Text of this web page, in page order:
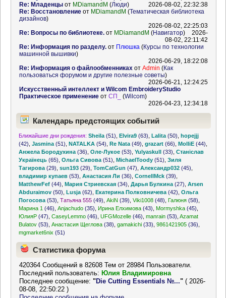
Re: Младенцыот MDiamandM (Люди)
2026-08-02, 22:32:38
Re: Восстановлениеот MDiamandM (Тематическая библиотека
дизайнов)
2026-08-02, 22:25:03
Re: Вопросы по библиотеке.от MDiamandM (Навигатор)
2026-
08-02, 22:11:42
Re: Информация по разделу.от Плюшка (Курсы по технологии
машинной вышивки)
2026-06-29, 18:22:08
Re: Информация о файлообменникахот Admin (Как
пользоваться форумом и другие полезные советы)
2026-06-21, 12:24:25
Искусственный интеллект и Wilcom EmbroideryStudio
Практическое применениеот СП_ (Wilcom)
2026-04-23, 12:34:18
Календарь предстоящих событий
Ближайшие дни рождения: Sheila (51) ,Elvira9 (63) ,Lalita (50) ,hopejjj
(42) ,Jasmina (51) ,NATALKA (54) ,Re Nata (49) ,grazart (66) ,MolliE (44)
Анжела Бородухина (36) ,Оле-Лукое (53) ,Yulyaskull (33) ,Станіслав
Українець (65) ,Ольга Сивова (51) ,MichaelToody (51) ,Зиля
Тагирова (29) ,sun193 (29) ,TomCatGun (47) ,Александр032 (45)
владимир купаев (53) ,Анастасия Ли (36) ,CornellMck (39)
MatthewFef (44) ,Мария Стриевская (34) ,Дарья Булкина (27) ,Arsen
Abduraimov (50) ,Lusja (62) ,Екатерина Полковничева (42) ,Ольга
Погосова (53) ,Татьяна 555 (49) ,AkiN (39) ,Viki1008 (48) Галюня (58)
Марина 1 (46) ,Anjachudo (35) Ирина Елхимова (43) Mormyshka (45)
ЮлияР (47) ,CaseyLemmo (46) ,UFGMozelle (46) ,manrain (53) ,Azamat
Bulatov (53) ,Анастасия Щеглова (38) ,gamakichi (33) ,9861421905 (36)
mgmarket6nix (51)
Статистика форума
420364 Сообщений в 82608 Тем от 28984 Пользователи.
Последний пользователь: Юлия Владимировна
Последнее сообщение:"Die Cutting Essentials №..." ( 2026-
08-08, 22:50:22 )